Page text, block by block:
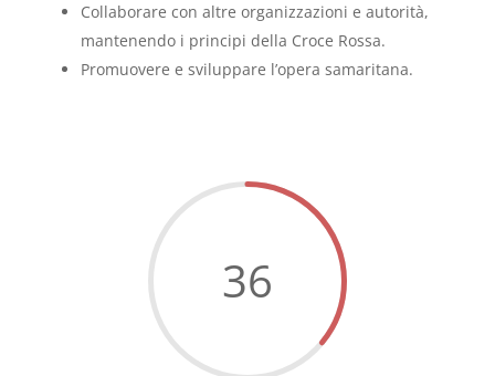
Collaborare con altre organizzazioni e autorità,
mantenendo i principi della Croce Rossa.
Promuovere e sviluppare l’opera samaritana.
36